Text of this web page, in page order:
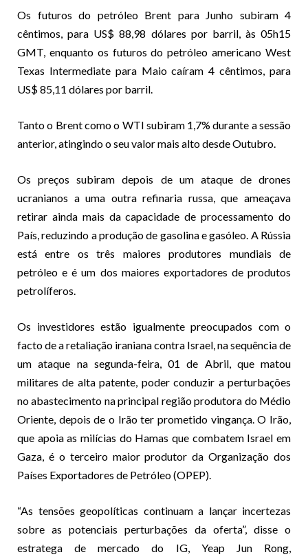
Os futuros do petróleo Brent para Junho subiram 4
cêntimos, para US$ 88,98 dólares por barril, às 05h15
GMT, enquanto os futuros do petróleo americano West
Texas Intermediate para Maio caíram 4 cêntimos, para
US$ 85,11 dólares por barril.
Tanto o Brent como o WTI subiram 1,7% durante a sessão
anterior, atingindo o seu valor mais alto desde Outubro.
Os preços subiram depois de um ataque de drones
ucranianos a uma outra refinaria russa, que ameaçava
retirar ainda mais da capacidade de processamento do
País, reduzindo a produção de gasolina e gasóleo. A Rússia
está entre os três maiores produtores mundiais de
petróleo e é um dos maiores exportadores de produtos
petrolíferos.
Os investidores estão igualmente preocupados com o
facto de a retaliação iraniana contra Israel, na sequência de
um ataque na segunda-feira, 01 de Abril, que matou
militares de alta patente, poder conduzir a perturbações
no abastecimento na principal região produtora do Médio
Oriente, depois de o Irão ter prometido vingança. O Irão,
que apoia as milícias do Hamas que combatem Israel em
Gaza, é o terceiro maior produtor da Organização dos
Países Exportadores de Petróleo (OPEP).
“As tensões geopolíticas continuam a lançar incertezas
sobre as potenciais perturbações da oferta”, disse o
estratega de mercado do IG, Yeap Jun Rong,